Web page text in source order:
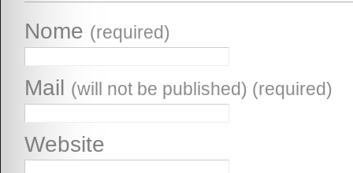
Nome (required)
Mail (will not be published) (required)
Website